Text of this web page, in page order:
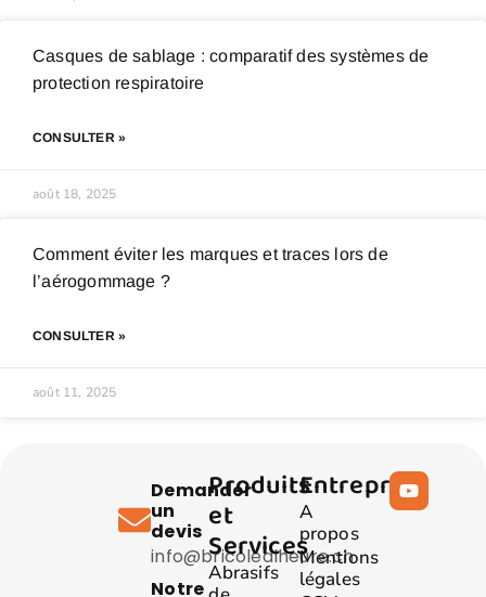
Casques de sablage : comparatif des systèmes de
protection respiratoire
CONSULTER »
août 18, 2025
Comment éviter les marques et traces lors de
l’aérogommage ?
CONSULTER »
août 11, 2025
Demander
un
devis
info@bricolealheure.ch
Notre
Produits
et
Services
Abrasifs
Entreprise
A
propos
Mentions
légales